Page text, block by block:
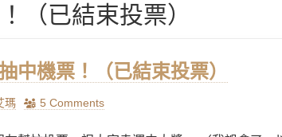
（已結束投票）
中機票！（已結束投票）
瑪 5 Comments